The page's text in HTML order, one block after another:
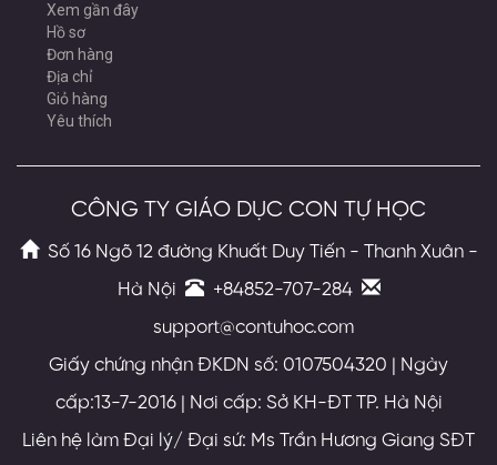
Xem gần đây
Hồ sơ
Đơn hàng
Địa chỉ
Giỏ hàng
Yêu thích
CÔNG TY GIÁO DỤC CON TỰ HỌC
Số 16 Ngõ 12 đường Khuất Duy Tiến - Thanh Xuân -
Hà Nội
+84852-707-284
support@contuhoc.com
Giấy chứng nhận ĐKDN số: 0107504320 | Ngày
cấp:13-7-2016 | Nơi cấp: Sở KH-ĐT TP. Hà Nội
Liên hệ làm Đại lý/ Đại sứ: Ms Trần Hương Giang SĐT